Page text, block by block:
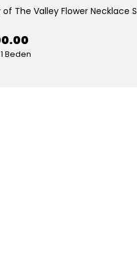
of The Valley Flower Necklace S
Beden